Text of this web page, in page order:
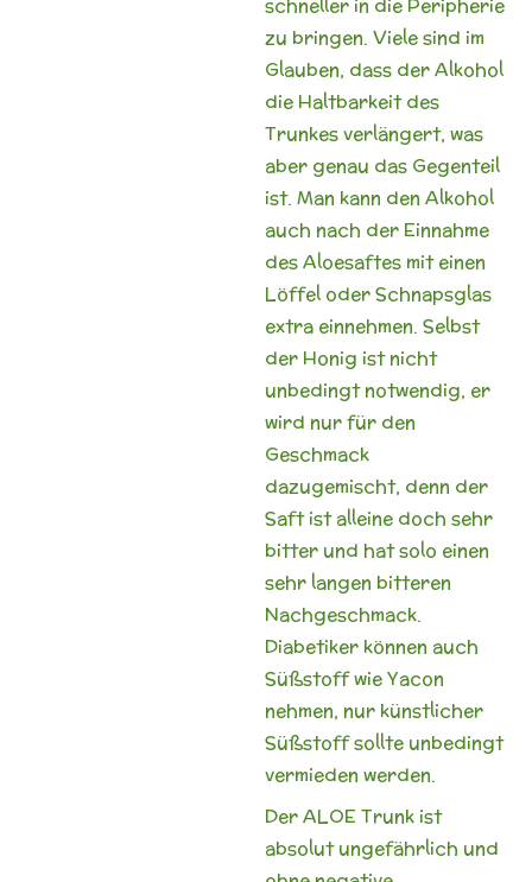
schneller in die Peripherie
zu bringen. Viele sind im
Glauben, dass der Alkohol
die Haltbarkeit des
Trunkes verlängert, was
aber genau das Gegenteil
ist. Man kann den Alkohol
auch nach der Einnahme
des Aloesaftes mit einen
Löffel oder Schnapsglas
extra einnehmen. Selbst
der Honig ist nicht
unbedingt notwendig, er
wird nur für den
Geschmack
dazugemischt, denn der
Saft ist alleine doch sehr
bitter und hat solo einen
sehr langen bitteren
Nachgeschmack.
Diabetiker können auch
Süßstoff wie Yacon
nehmen, nur künstlicher
Süßstoff sollte unbedingt
vermieden werden.
Der ALOE Trunk ist
absolut ungefährlich und